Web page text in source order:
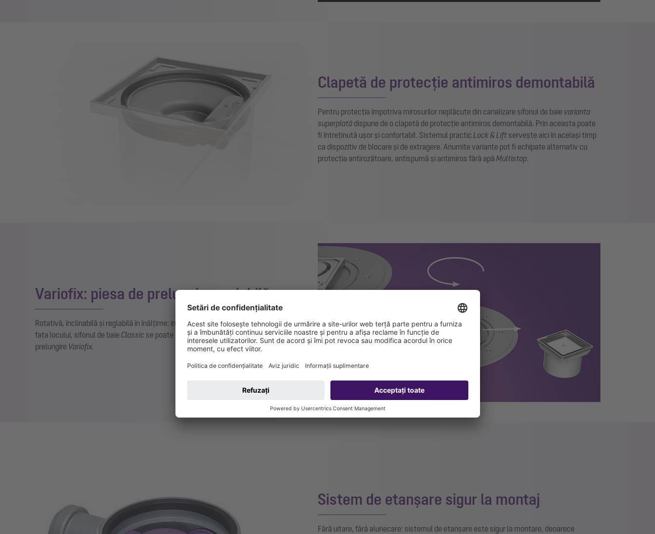
Clapetă de protecție antimiros demontabilă
Pentru protecția împotriva mirosurilor neplăcute din canalizare sifonul de baie varianta
superplată dispune de o clapetă de protecție antimiros demontabilă. Prin aceasta poate
fi întreținută ușor și confortabil. Sistemul practic Lock & Lift servește aici în același timp
ca dispozitiv de blocare și de extragere. Anumite variante pot fi echipate alternativ cu
protecția antirozătoare, antispumă și antimiros fără apă Multistop.
Variofix: piesa de prelungire variabilă
Rotativă, înclinabilă și reglabilă în înălțime: indiferent de condițiile de montare existente la
fața locului, sifonul de baie Classic se poate monta deosebit de ușor datorită piesei de
prelungire Variofix.
Sistem de etanșare sigur la montaj
Fără uitare, fără alunecare: sistemul de etanșare este sigur la montare, deoarece